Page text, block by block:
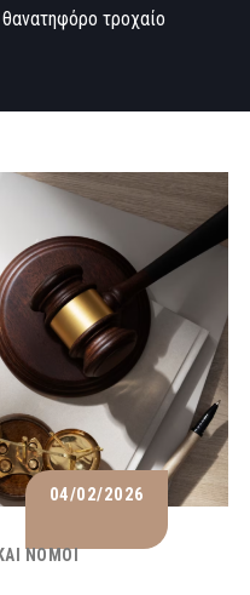
τροχαίο
04/02/2026
ΝΌΜΟΙ